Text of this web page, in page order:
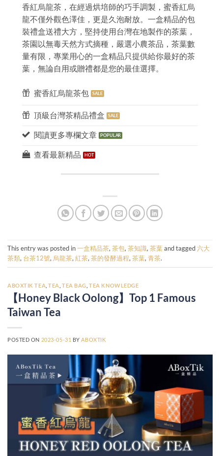
香紅烏龍茶，在經過烘培師的巧手調製，蜜香紅烏
龍不僅外觀色澤佳，更是久泡耐放。一盒精品的包
裝禮盒送禮大方，堅持使用台灣在地製作的茶葉，
茶園以無毒天然方式摘種，嚴選小農茶品，茶葉數
量有限，專業用心的一盒精品只提供給你最好的茶
葉，無論自用或贈禮都是您的最佳選擇。
蜜香紅烏龍茶包
頂級台灣茶精品禮盒
閱讀更多專欄文章
查看最新精品
This entry was posted in一盒精品茶, 茶包, 茶知識, 茶葉and tagged 六大
茶類, 台茶12號, 烏龍茶, 紅茶, 茶的發酵過程, 茶葉, 青茶.
ABOXTIK TEA ,TEA ,TEA BAG ,TEA KNOWLEDGE
【Honey Black Oolong】Top 1 Famous
Taiwan Tea
POSTED ON 2023-05-31 BYABOXTIK